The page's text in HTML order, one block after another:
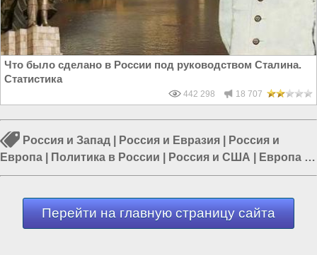
Что было сделано в России под руководством Сталина.
Статистика
442 298 18 707
Россия и Запад Россия и Евразия
Россия и
Европа
Политика в России Россия и США
Европа и
Украина|Экономика в Мире
Перейти на главную страницу сайта